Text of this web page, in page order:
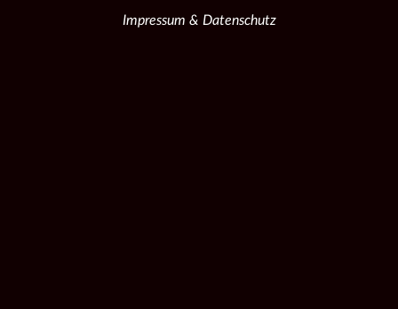
Impressum & Datenschutz